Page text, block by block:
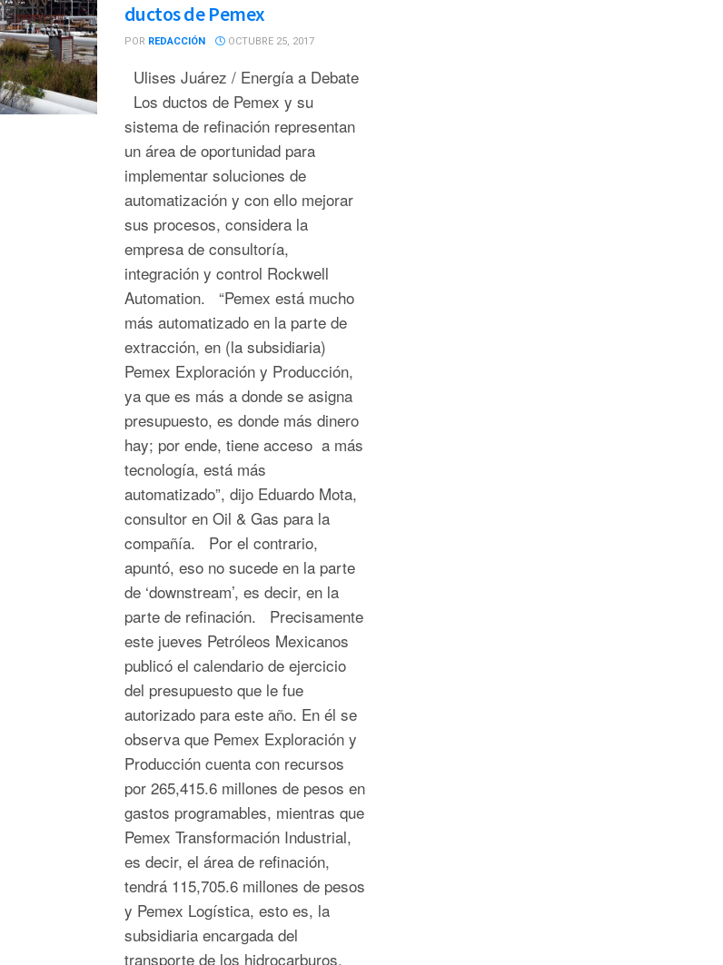
ductos de Pemex
POR REDACCIÓN OCTUBRE 25, 2017
Ulises Juárez / Energía a Debate
Los ductos de Pemex y su
sistema de refinación representan
un área de oportunidad para
implementar soluciones de
automatización y con ello mejorar
sus procesos, considera la
empresa de consultoría,
integración y control Rockwell
Automation. “Pemex está mucho
más automatizado en la parte de
extracción, en (la subsidiaria)
Pemex Exploración y Producción,
ya que es más a donde se asigna
presupuesto, es donde más dinero
hay; por ende, tiene acceso a más
tecnología, está más
automatizado”, dijo Eduardo Mota,
consultor en Oil & Gas para la
compañía. Por el contrario,
apuntó, eso no sucede en la parte
de ‘downstream’, es decir, en la
parte de refinación. Precisamente
este jueves Petróleos Mexicanos
publicó el calendario de ejercicio
del presupuesto que le fue
autorizado para este año. En él se
observa que Pemex Exploración y
Producción cuenta con recursos
por 265,415.6 millones de pesos en
gastos programables, mientras que
Pemex Transformación Industrial,
es decir, el área de refinación,
tendrá 115,705.6 millones de pesos
y Pemex Logística, esto es, la
subsidiaria encargada del
transporte de los hidrocarburos,